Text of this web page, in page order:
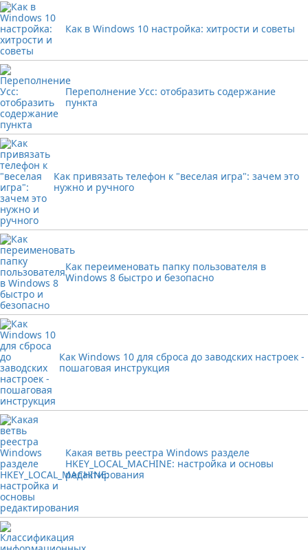
Как в Windows 10 настройка: хитрости и советы
Переполнение Усс: отобразить содержание
пункта
Как привязать телефон к "веселая игра": зачем это
нужно и ручного
Как переименовать папку пользователя в
Windows 8 быстро и безопасно
Как Windows 10 для сброса до заводских настроек -
пошаговая инструкция
Какая ветвь реестра Windows разделе
HKEY_LOCAL_MACHINE: настройка и основы
редактирования